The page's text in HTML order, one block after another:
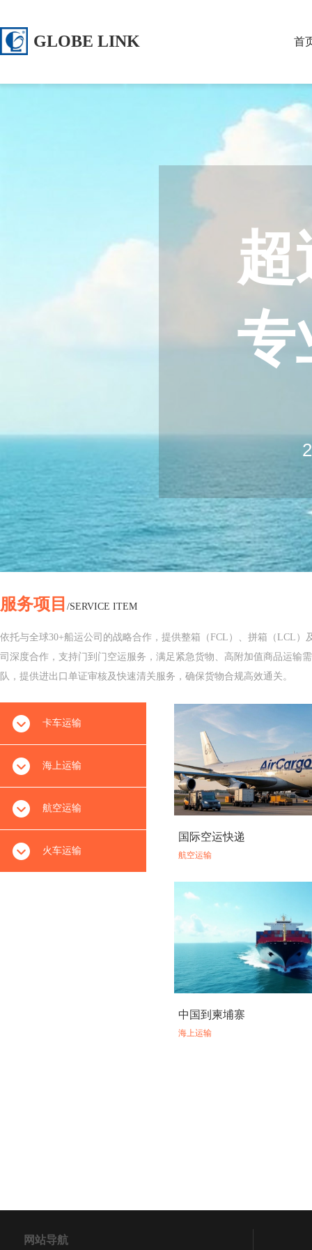
超
专
服务项目 /SERVICE ITEM
依托与全球30+船运公司的战略合作，提供整箱（FCL）、拼箱（LCL
司深度合作，支持门到门空运服务，满足紧急货物、高附加值商品运输
队，提供进出口单证审核及快速清关服务，确保货物合规高效通关‌。
卡车运输
海上运输
航空运输
火车运输
国际空运快递
航空运输
中国到柬埔寨
海上运输
网站导航
首
GLOBE LINK